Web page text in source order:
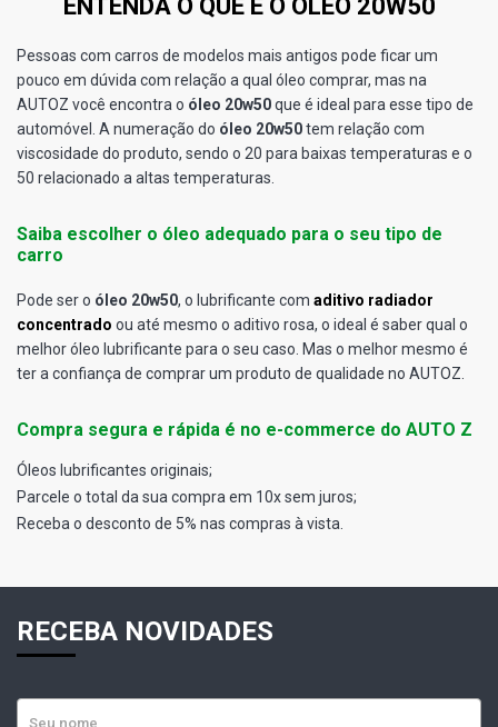
ENTENDA O QUE É O ÓLEO 20W50
Pessoas com carros de modelos mais antigos pode ficar um
pouco em dúvida com relação a qual óleo comprar, mas na
AUTOZ você encontra o óleo 20w50que é ideal para esse tipo de
automóvel. A numeração do óleo 20w50tem relação com
viscosidade do produto, sendo o 20 para baixas temperaturas e o
50 relacionado a altas temperaturas.
Saiba escolher o óleo adequado para o seu tipo de
carro
Pode ser o óleo 20w50, o lubrificante com aditivo radiador
concentrado ou até mesmo o aditivo rosa, o ideal é saber qual o
melhor óleo lubrificante para o seu caso. Mas o melhor mesmo é
ter a confiança de comprar um produto de qualidade no AUTOZ.
Compra segura e rápida é no e-commerce do AUTO Z
Óleos lubrificantes originais;
Parcele o total da sua compra em 10x sem juros;
Receba o desconto de 5% nas compras à vista.
RECEBA NOVIDADES